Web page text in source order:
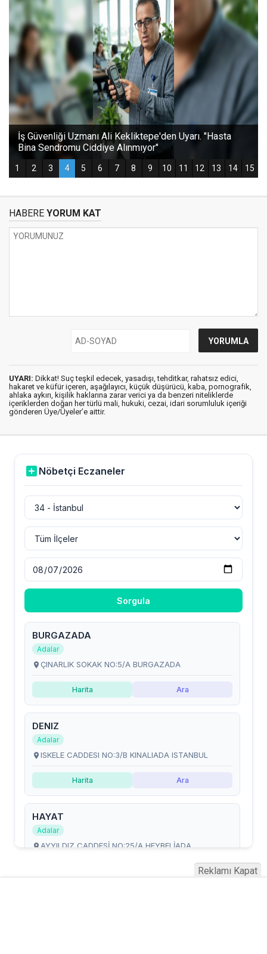
HABERE YORUM KAT
UYARI: Dikkat! Suç teşkil edecek, yasadışı, tehditkar, rahatsız edici,
hakaret ve küfür içeren, aşağılayıcı, küçük düşürücü, kaba, pornografik,
ahlaka aykırı, kişilik haklarına zarar verici ya da benzeri niteliklerde
içeriklerden doğan her türlü mali, hukuki, cezai, idari sorumluluk içeriği
gönderen Üye/Üyeler’e aittir.
Reklamı Kapat